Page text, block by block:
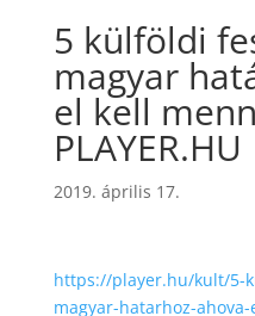
5 külföldi
magyar
el kell
PLAYER.HU
2019. április 17.
https://player.hu/kult/5-
magyar-hatarhoz-